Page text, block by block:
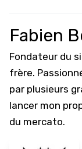
Fabien
Fondateur du
frère.
par plusieurs
lancer mon
du mercato.